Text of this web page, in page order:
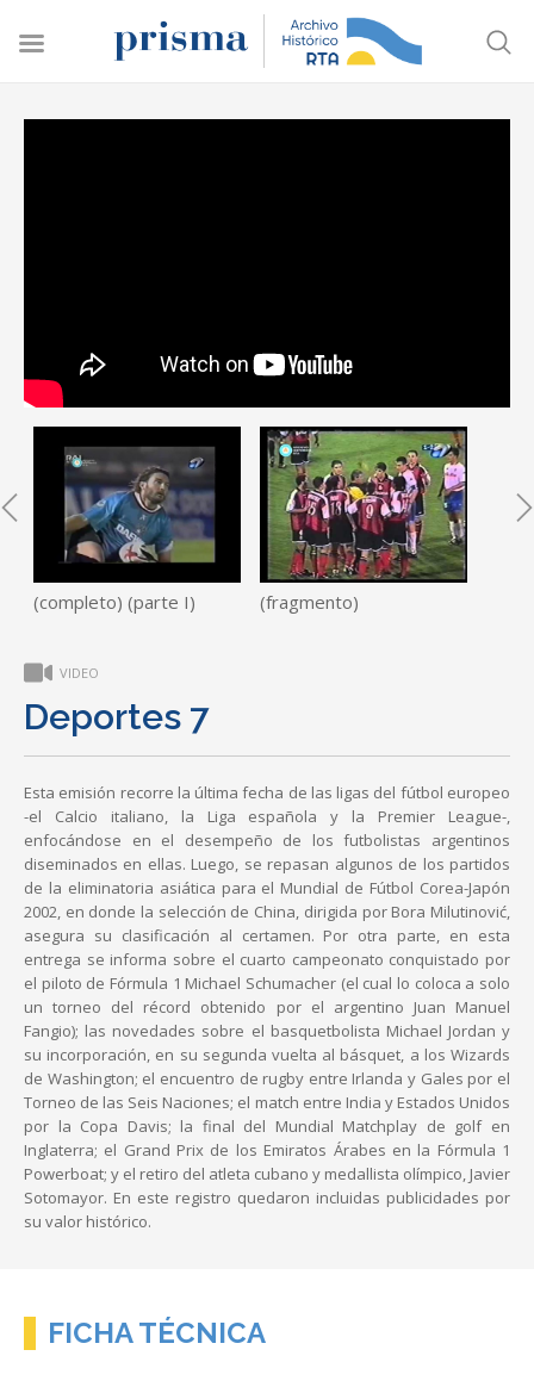
(completo) (parte I) (fragmento)
VIDEO
Deportes 7
Esta emisión recorre la última fecha de las ligas del fútbol europeo
-el Calcio italiano, la Liga española y la Premier League-,
enfocándose en el desempeño de los futbolistas argentinos
diseminados en ellas. Luego, se repasan algunos de los partidos
de la eliminatoria asiática para el Mundial de Fútbol Corea-Japón
2002, en donde la selección de China, dirigida por Bora Milutinović,
asegura su clasificación al certamen. Por otra parte, en esta
entrega se informa sobre el cuarto campeonato conquistado por
el piloto de Fórmula 1 Michael Schumacher (el cual lo coloca a solo
un torneo del récord obtenido por el argentino Juan Manuel
Fangio); las novedades sobre el basquetbolista Michael Jordan y
su incorporación, en su segunda vuelta al básquet, a los Wizards
de Washington; el encuentro de rugby entre Irlanda y Gales por el
Torneo de las Seis Naciones; el match entre India y Estados Unidos
por la Copa Davis; la final del Mundial Matchplay de golf en
Inglaterra; el Grand Prix de los Emiratos Árabes en la Fórmula 1
Powerboat; y el retiro del atleta cubano y medallista olímpico, Javier
Sotomayor. En este registro quedaron incluidas publicidades por
su valor histórico.
FICHA TÉCNICA